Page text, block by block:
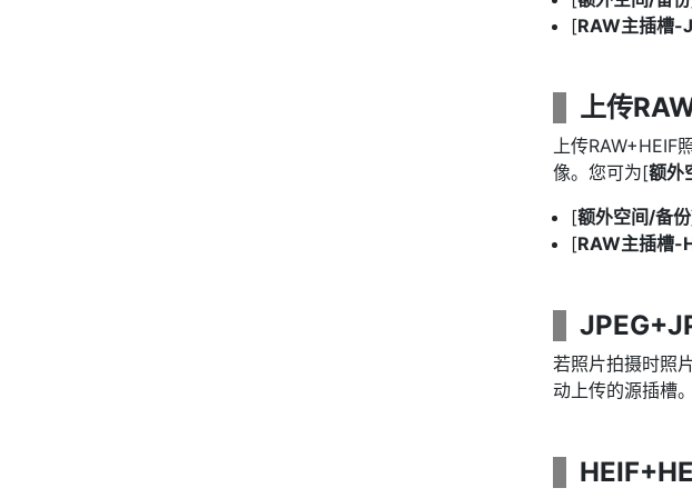
[RAW主插槽-
上传
上传RAW+HEIF
像。您可为[额外
[额外空间/备份
[RAW主插槽-
若照片拍摄时照
动上传的源插槽。